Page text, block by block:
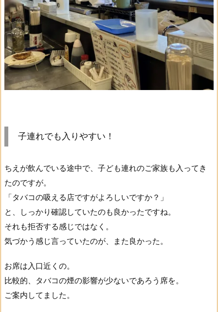
子連れでも入りやすい！
ちえが飲んでいる途中で、子ども連れのご家族も入ってき
たのですが。
「タバコの吸える店ですがよろしいですか？」
と、しっかり確認していたのも良かったですね。
それも拒否する感じではなく。
気づかう感じ言っていたのが、また良かった。
お席は入口近くの。
比較的、タバコの煙の影響が少ないであろう席を。
ご案内してました。